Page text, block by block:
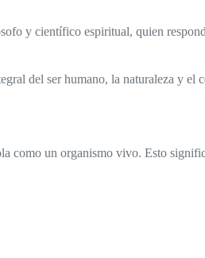
y científico espiritual, quien
del ser humano, la naturaleza y
como un organismo vivo. Esto